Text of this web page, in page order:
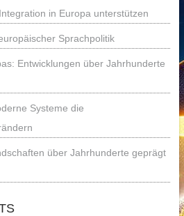
in Europa unterstützen
Sprachpolitik
Entwicklungen über Jahrhunderte
Systeme die
über Jahrhunderte geprägt